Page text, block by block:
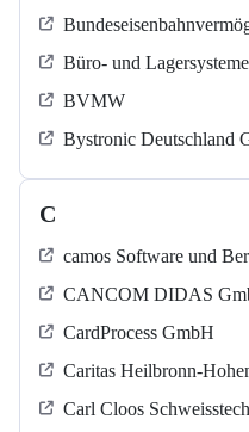
Büro- und
BVMW
Bystronic Deutschland
C
camos Software und
CANCOM DIDAS
CardProcess GmbH
Caritas Heilbronn-
Carl Cloos